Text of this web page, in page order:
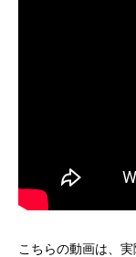
こちらの動画は、